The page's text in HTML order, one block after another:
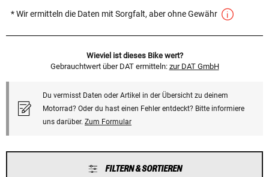
* Wir ermitteln die Daten mit Sorgfalt, aber ohne Gewähr
Wieviel ist dieses Bike wert?
Gebrauchtwert über DAT ermitteln: zur DAT GmbH
Du vermisst Daten oder Artikel in der Übersicht zu deinem
Motorrad? Oder du hast einen Fehler entdeckt? Bitte informiere
uns darüber. Zum Formular
FILTERN & SORTIEREN